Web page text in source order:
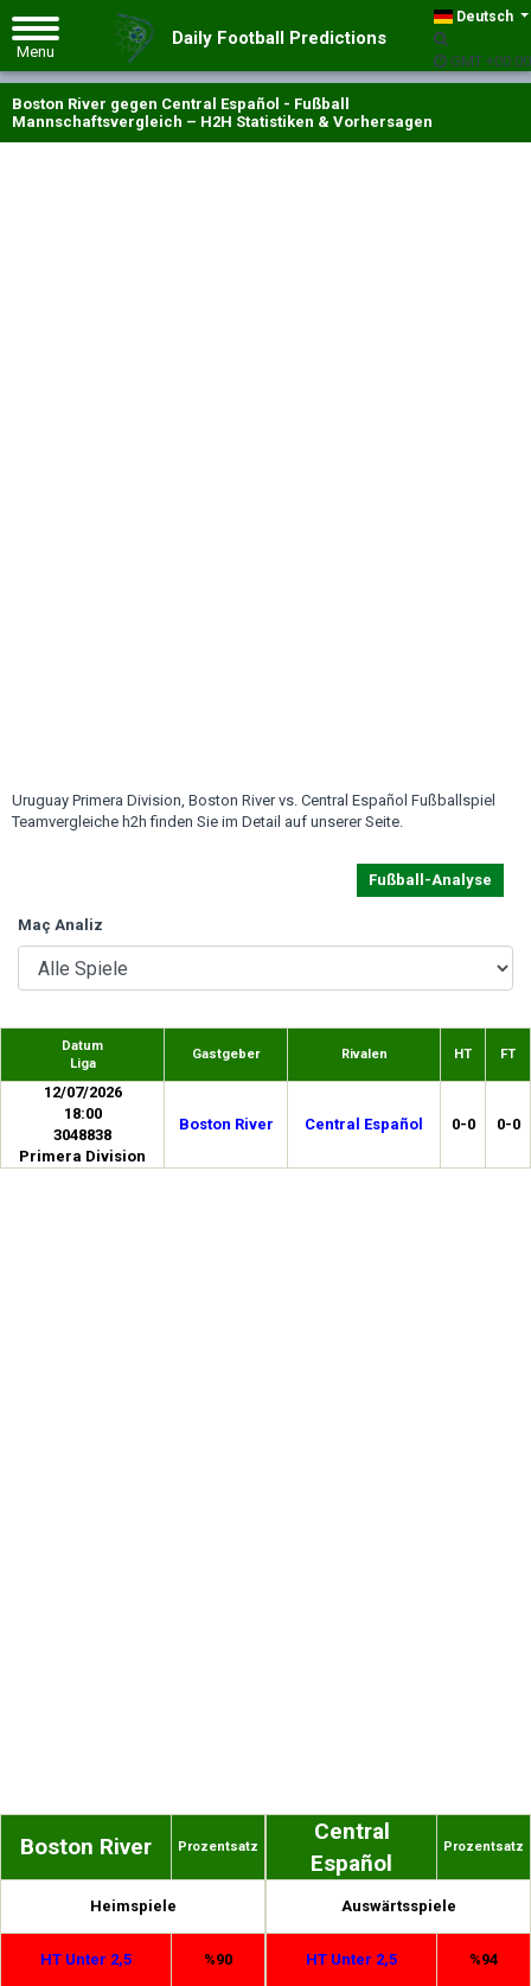
Deutsch
GMT +00:00
Daily Football Predictions
Boston River gegen Central Español - Fußball
Mannschaftsvergleich – H2H Statistiken & Vorhersagen
Uruguay Primera Division, Boston River vs. Central Español Fußballspiel
Teamvergleiche h2h finden Sie im Detail auf unserer Seite.
Fußball-Analyse
Maç Analiz
Datum
Liga
Gastgeber Rivalen HT FT
12/07/2026
18:00
3048838
Primera Division
Boston River Central Español 0-0 0-0
Boston River Prozentsatz
Heimspiele
HT Unter 2,5 %90
Central
Español
Prozentsatz
Auswärtsspiele
HT Unter 2,5 %94